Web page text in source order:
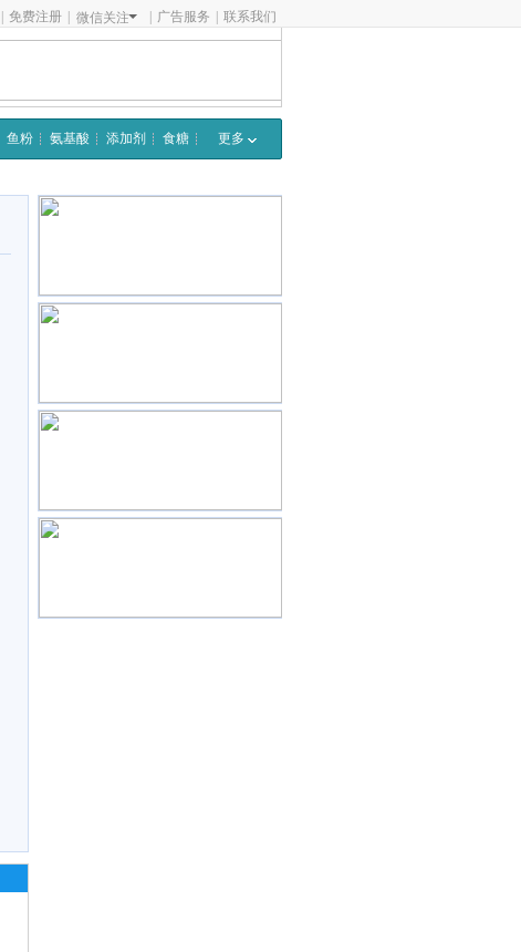
免费注册 微信关注 广告服务 联系我们
鱼粉 氨基酸 添加剂 食糖 更多